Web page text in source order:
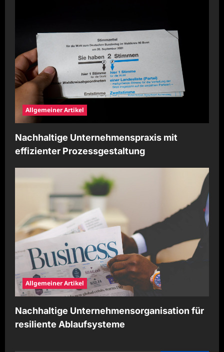
Allgemeiner Artikel
Nachhaltige Unternehmenspraxis mit
effizienter Prozessgestaltung
Allgemeiner Artikel
Nachhaltige Unternehmensorganisation für
resiliente Ablaufsysteme